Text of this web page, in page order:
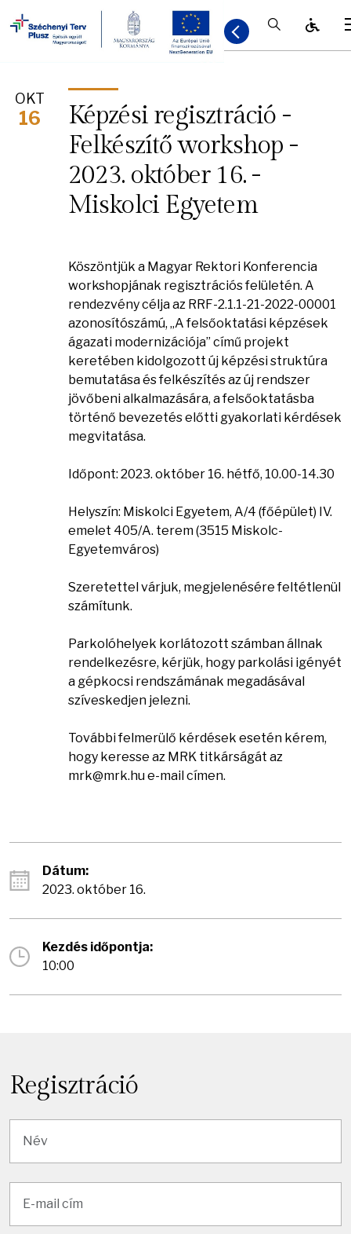
Kereső /
OKT
16
Képzési regisztráció -
Felkészítő workshop -
2023. október 16. -
Miskolci Egyetem
Köszöntjük a Magyar Rektori Konferencia
workshopjának regisztrációs felületén. A
rendezvény célja az RRF-2.1.1-21-2022-00001
azonosítószámú, „A felsőoktatási képzések
ágazati modernizációja” című projekt
keretében kidolgozott új képzési struktúra
bemutatása és felkészítés az új rendszer
jövőbeni alkalmazására, a felsőoktatásba
történő bevezetés előtti gyakorlati kérdések
megvitatása.
Időpont: 2023. október 16. hétfő, 10.00-14.30
Helyszín: Miskolci Egyetem, A/4 (főépület) IV.
emelet 405/A. terem (3515 Miskolc-
Egyetemváros)
Szeretettel várjuk, megjelenésére feltétlenül
számítunk.
Parkolóhelyek korlátozott számban állnak
rendelkezésre, kérjük, hogy parkolási igényét
a gépkocsi rendszámának megadásával
szíveskedjen jelezni.
További felmerülő kérdések esetén kérem,
hogy keresse az MRK titkárságát az
mrk@mrk.hu e-mail címen.
Dátum:
2023. október 16.
Kezdés időpontja:
10:00
Regisztráció